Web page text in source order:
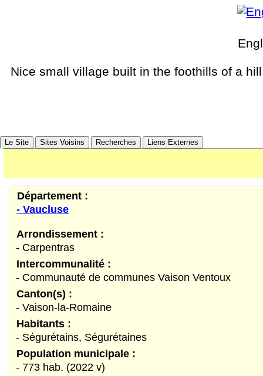
Nice small village built in the foothills of a
Le Site Sites Voisins Recherches Liens Externes
Département :
- Vaucluse
Arrondissement :
- Carpentras
Intercommunalité :
- Communauté de communes Vaison Ventoux
Canton(s) :
- Vaison-la-Romaine
Habitants :
- Ségurétains, Ségurétaines
Population municipale :
- 773 hab. (2022 v)